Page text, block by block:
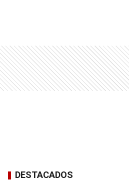
DESTACADOS